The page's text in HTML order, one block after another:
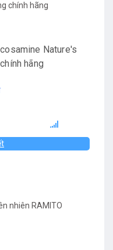
Nature's
hãng